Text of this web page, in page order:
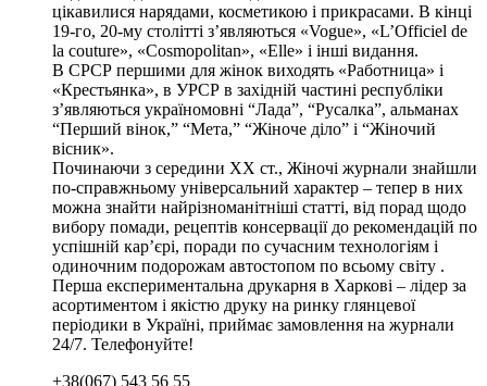
цікавилися нарядами, косметикою і прикрасами. В кінці
19-го, 20-му столітті з’являються «Vogue», «L’Officiel de
la couture», «Cosmopolitan», «Elle» і інші видання.
В СРСР першими для жінок виходять «Работница» і
«Крестьянка», в УРСР в західній частині республіки
з’являються україномовні “Лада”, “Русалка”, альманах
“Перший вінок,” “Мета,” “Жіноче діло” і “Жіночий
вісник».
Починаючи з середини ХХ ст., Жіночі журнали знайшли
по-справжньому універсальний характер – тепер в них
можна знайти найрізноманітніші статті, від порад щодо
вибору помади, рецептів консервації до рекомендацій по
успішній кар’єрі, поради по сучасним технологіям і
одиночним подорожам автостопом по всьому світу .
Перша експериментальна друкарня в Харкові – лідер за
асортиментом і якістю друку на ринку глянцевої
періодики в Україні, приймає замовлення на журнали
24/7. Телефонуйте!
+38(067) 543 56 55